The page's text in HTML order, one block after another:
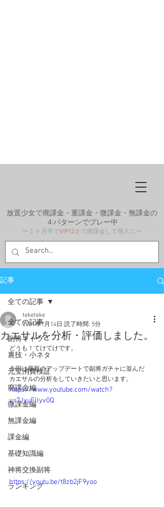
放置少女で廃課金・重課金・微課金・無課金の
４パターンでプレー中
〜１ヶ月半でVIP12まで廃課金して廃人に〜
記事
全ての記事
副将キャラ
裏技・小ネタ
元宝消費検証
廃課金編
微課金編
無課金編
課金編
基礎知識編
神将交換副将
ランキング
全ての記事
カエサルを分析・評価しました。
teketeke
2021年7月14日 読了時間: 5分
どうも！てけてけです。
今回は最新のアップデートで副将ガチャに並んだ
カエサルの分析をしていきたいと思います。
https://www.youtube.com/watch?
v=7JyuFllyv0Q
https://youtu.be/t8zb2jF9yoo